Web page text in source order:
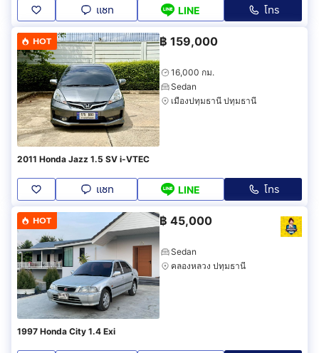
แชท LINE โทร
HOT ฿ 159,000
16,000 กม.
Sedan
เมืองปทุมธานี ปทุมธานี
2011 Honda Jazz 1.5 SV i-VTEC
แชท LINE โทร
HOT ฿ 45,000
Sedan
คลองหลวง ปทุมธานี
1997 Honda City 1.4 Exi